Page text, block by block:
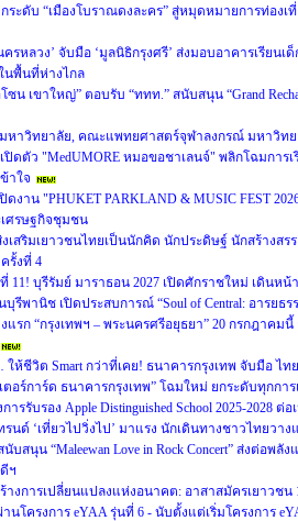
ระดับ “เมืองโบราณดงละคร” สู่หมุดหมายการท่องเ
รหลวง’ จับมือ ‘มูลนิธิกรุงศรี’ ส่งมอบอาคารเรียน
นพื้นที่ห่างไกล
ซน เขาใหญ่” ตอบรับ “ททท.” สนับสนุน “Grand
หาวิทยาลัย, คณะแพทยศาสตร์จุฬาลงกรณ์ มหาวิทย
ปิดตัว "MedUMORE หมอขอชาเลนจ์" พลิกโฉมการเ
าใจ
ดงาน "PHUKET PARKLAND & MUSIC FEST
ศรษฐกิจชุมชน
งเสริมเยาวชนไทยเป็นนักคิด นักประดิษฐ์ นักสร้าง
รั้งที่ 4
11! บุรีรัมย์ มาราธอน 2027 เปิดศักราชใหม่ เดินหน้าสู่
รีพานิช เปิดประสบการณ์ “Soul of Central: อารยธ
แรก “กรุงเทพฯ – พระนครศรีอยุธยา” 20 กรกฎาค
ห้ชีวิต Smart กว่าที่เคย! ธนาคารกรุงเทพ จับมือ ไท
อร์การ์ด ธนาคารกรุงเทพ” โฉมใหม่ ยกระดับทุกก
ารรับรอง Apple Distinguished School 2025-2028
รนด์ ‘เที่ยวไปวิ่งไป’ มาแรง นักเดินทางชาวไทยว
นับสนุน “Maleewan Love in Rock Concert” ส่งต่อ
ฯ
ร้างการเปลี่ยนแปลงแห่งอนาคต: อาสาสมัครเยาว
านโครงการ eYAA รุ่นที่ 6 - นับตั้งแต่เริ่มโครงการ